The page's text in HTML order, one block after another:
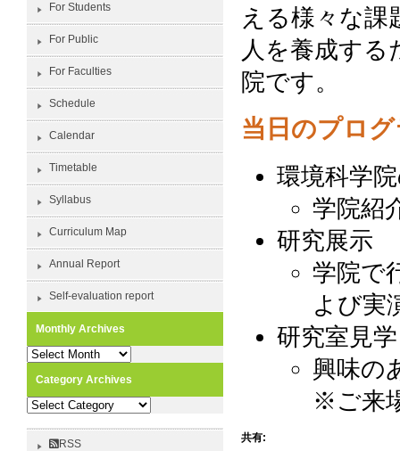
える様々な課
人を養成す
院です。
当日のプロ
環境科学
学院紹
研究展示
学院で
よび実
研究室見学
興味の
※ご来
共有:
For Students
For Public
For Faculties
Schedule
Calendar
Timetable
Syllabus
Curriculum Map
Annual Report
Self-evaluation report
Monthly Archives
Monthly
Category Archives
Category
RSS